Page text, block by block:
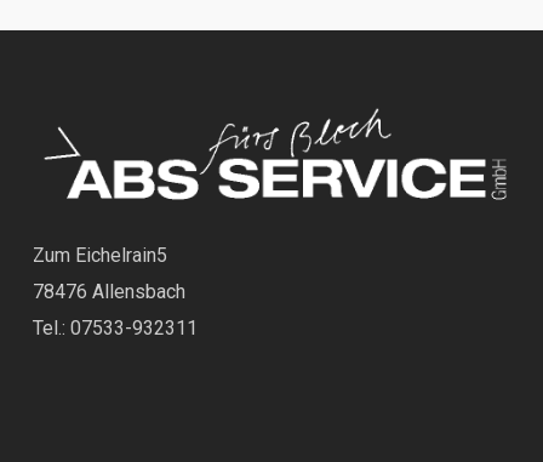
Zum Eichelrain5
78476 Allensbach
Tel.: 07533-932311